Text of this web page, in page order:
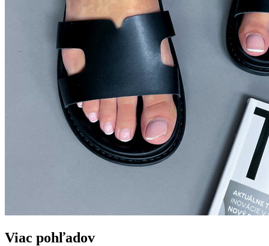
Viac pohľadov